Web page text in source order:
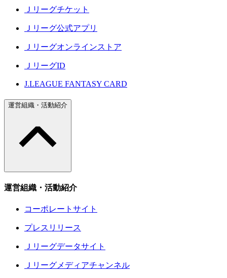
Ｊリーグチケット
Ｊリーグ公式アプリ
Ｊリーグオンラインストア
ＪリーグID
J.LEAGUE FANTASY CARD
運営組織・活動紹介
運営組織・活動紹介
コーポレートサイト
プレスリリース
Ｊリーグデータサイト
Ｊリーグメディアチャンネル